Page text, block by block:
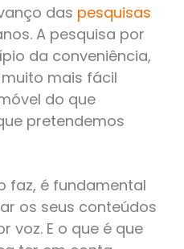
das pesquisas
A pesquisa por
da conveniência,
mais fácil
do que
pretendemos
faz, é fundamental
os seus conteúdos
voz. E o que é que